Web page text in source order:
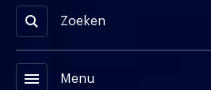
Zoeken
menu Menu